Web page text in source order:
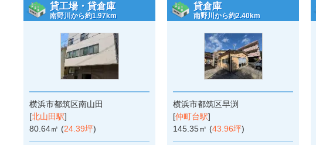
貸工場・貸倉庫
南野川から約1.97km
横浜市都筑区南山田
[北山田駅]
80.64㎡ (24.39坪)
貸倉庫
南野川から約2.40km
横浜市都筑区早渕
[仲町台駅]
145.35㎡ (43.96坪)